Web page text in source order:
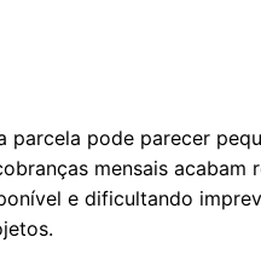
parcela pode parecer
mensais acabam
e dificultando